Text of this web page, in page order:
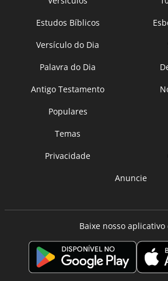
Estudos Bíblicos
Versículo do Dia
Palavra do Dia
Antigo Testamento
Populares
Temas
Privacidade
Anuncie
Baixe nosso aplicativo